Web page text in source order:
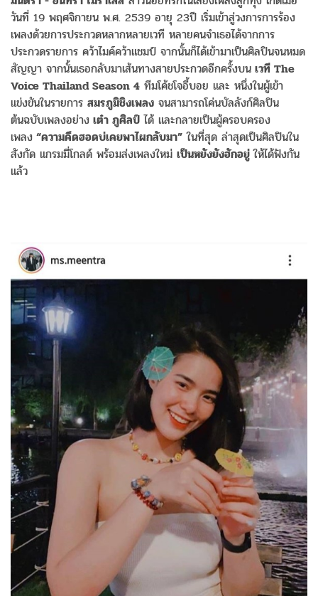
วันที่ 19 พฤศจิกายน พ.ศ. 2539 อายุ 23ปี เริ่มเข้าสู่วงการการร้อง
เพลงด้วยการประกวดหลากหลายเวที หลายคนจำเธอได้จากการ
ประกวดรายการ คว้าไมค์คว้าแชมป์ จากนั้นก็ได้เข้ามาเป็นศิลปินจนหมด
สัญญา จากนั้นเธอกลับมาเส้นทางสายประกวดอีกครั้งบน เวที The
Voice Thailand Season 4 ทีมโค้ชโจอี้บอย และ หนึ่งในผู้เข้า
แข่งขันในรายการ สมรภูมิชิงเพลง จนสามารถโค่นบัลลังก์ศิลปิน
ต้นฉบับเพลงอย่าง เต๋า ภูศิลป์ ได้ และกลายเป็นผู้ครอบครอง
เพลง “ความคึดฮอดบ่เคยพาไผกลับมา” ในที่สุด ล่าสุดเป็นศิลปินใน
สังกัด แกรมมี่โกลด์ พร้อมส่งเพลงใหม่ เป็นหยังยังฮักอยู่ให้ได้ฟังกัน
แล้ว